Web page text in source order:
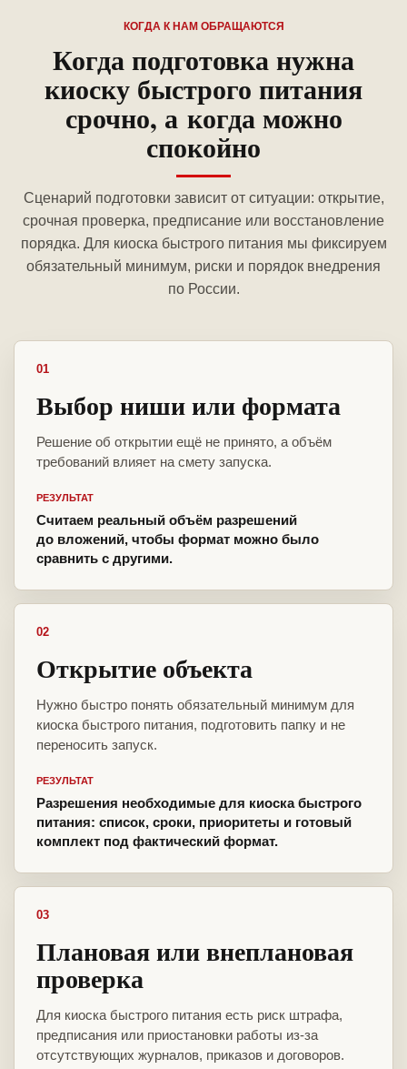
КОГДА К НАМ ОБРАЩАЮТСЯ
Когда подготовка нужна
киоску быстрого питания
срочно, а когда можно
спокойно
Сценарий подготовки зависит от ситуации: открытие,
срочная проверка, предписание или восстановление
порядка. Для киоска быстрого питания мы фиксируем
обязательный минимум, риски и порядок внедрения
по России.
01
Выбор ниши или формата
Решение об открытии ещё не принято, а объём
требований влияет на смету запуска.
РЕЗУЛЬТАТ
Считаем реальный объём разрешений
до вложений, чтобы формат можно было
сравнить с другими.
02
Открытие объекта
Нужно быстро понять обязательный минимум для
киоска быстрого питания, подготовить папку и не
переносить запуск.
РЕЗУЛЬТАТ
Разрешения необходимые для киоска быстрого
питания: список, сроки, приоритеты и готовый
комплект под фактический формат.
03
Плановая или внеплановая
проверка
Для киоска быстрого питания есть риск штрафа,
предписания или приостановки работы из-за
отсутствующих журналов, приказов и договоров.